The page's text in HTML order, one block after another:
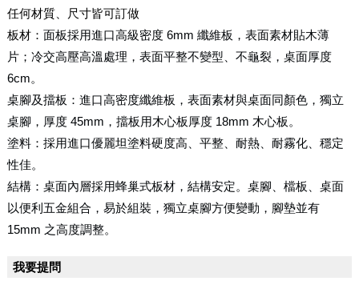
任何材質、尺寸皆可訂做
板材： 面板採用進口高級密度 6mm 纖維板，表面素材貼木薄
片；冷交高壓高溫處理，表面平整不變型、不龜裂，桌面厚度
6cm。
桌腳及擋板：進口高密度纖維板，表面素材與桌面同顏色，獨立
桌腳，厚度 45mm，擋板用木心板厚度 18mm 木心板。
塗料：採用進口優麗坦塗料硬度高、平整、耐熱、耐霧化、穩定
性佳。
結構：桌面內層採用蜂巢式板材，結構安定。 桌腳、檔板、桌面
以便利五金組合，易於組裝，獨立桌腳方便變動，腳墊並有
15mm 之高度調整。
我要提問